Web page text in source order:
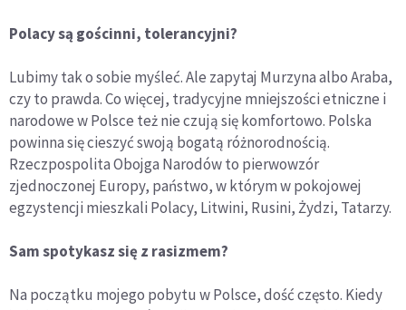
Polacy są gościnni, tolerancyjni?
Lubimy tak o sobie myśleć. Ale zapytaj Murzyna albo Araba,
czy to prawda. Co więcej, tradycyjne mniejszości etniczne i
narodowe w Polsce też nie czują się komfortowo. Polska
powinna się cieszyć swoją bogatą różnorodnością.
Rzeczpospolita Obojga Narodów to pierwowzór
zjednoczonej Europy, państwo, w którym w pokojowej
egzystencji mieszkali Polacy, Litwini, Rusini, Żydzi, Tatarzy.
Sam spotykasz się z rasizmem?
Na początku mojego pobytu w Polsce, dość często. Kiedy